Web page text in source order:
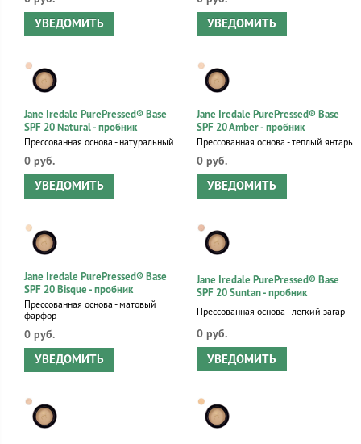
УВЕДОМИТЬ УВЕДОМИТЬ
Jane Iredale PurePressed® Base
SPF 20 Natural - пробник
Прессованная основа - натуральный
0 руб.
УВЕДОМИТЬ
Jane Iredale PurePressed® Base
SPF 20 Amber - пробник
Прессованная основа - теплый янтарь
0 руб.
УВЕДОМИТЬ
Jane Iredale PurePressed® Base
SPF 20 Bisque - пробник
Прессованная основа - матовый
фарфор
0 руб.
УВЕДОМИТЬ
Jane Iredale PurePressed® Base
SPF 20 Suntan - пробник
Прессованная основа - легкий загар
0 руб.
УВЕДОМИТЬ